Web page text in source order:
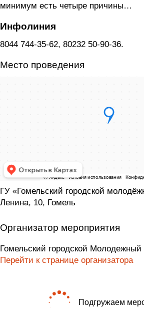
минимум есть четыре причины…
Инфолиния
8044 744-35-62, 80232 50-90-36.
Место проведения
ГУ «Гомельский городской
Ленина, 10, Гомель
Организатор мероприятия
Гомельский городской Молодежный
Перейти к странице организатора
Подгружаем